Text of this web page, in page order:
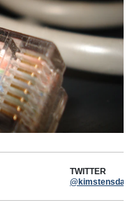
TWITTER
@kimstensdal